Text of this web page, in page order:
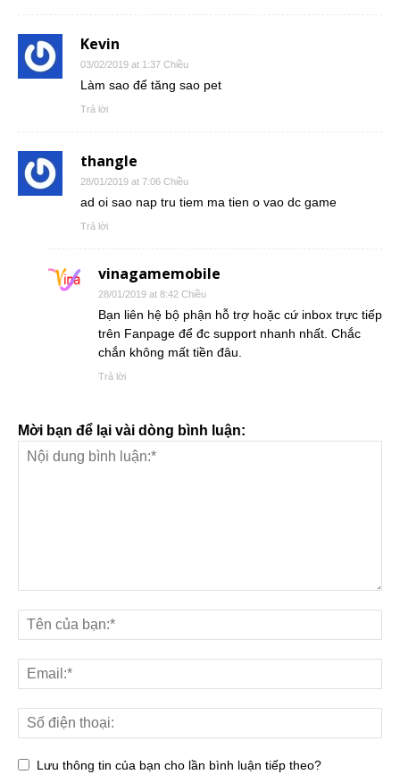
Kevin
03/02/2019 at 1:37 Chiều
Làm sao để tăng sao pet
Trả lời
thangle
28/01/2019 at 7:06 Chiều
ad oi sao nap tru tiem ma tien o vao dc game
Trả lời
vinagamemobile
28/01/2019 at 8:42 Chiều
Bạn liên hệ bộ phận hỗ trợ hoặc cứ inbox trực tiếp
trên Fanpage để đc support nhanh nhất. Chắc
chắn không mất tiền đâu.
Trả lời
Mời bạn để lại vài dòng bình luận:
Lưu thông tin của bạn cho lần bình luận tiếp theo?